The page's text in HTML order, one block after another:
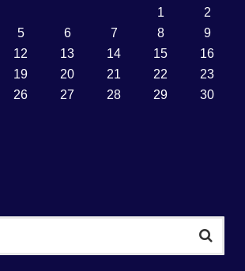
1
2
5 6 7 8
9
12 13 14 15
16
19 20 21 22
23
26 27 28 29
30